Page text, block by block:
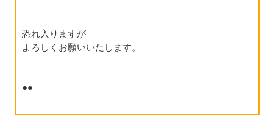
恐れ入りますが
よろしくお願いいたします。
●●